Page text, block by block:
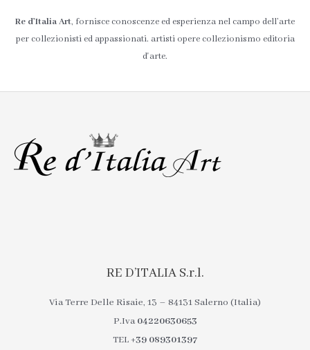
Re d’Italia Art, fornisce conoscenze ed esperienza nel campo dell’arte
per collezionisti ed appassionati. artisti opere collezionismo editoria
d'arte.
RE D’ITALIA S.r.l.
Via Terre Delle Risaie, 13 – 84131 Salerno (Italia)
P.Iva 04220630653
TEL+39 089301397